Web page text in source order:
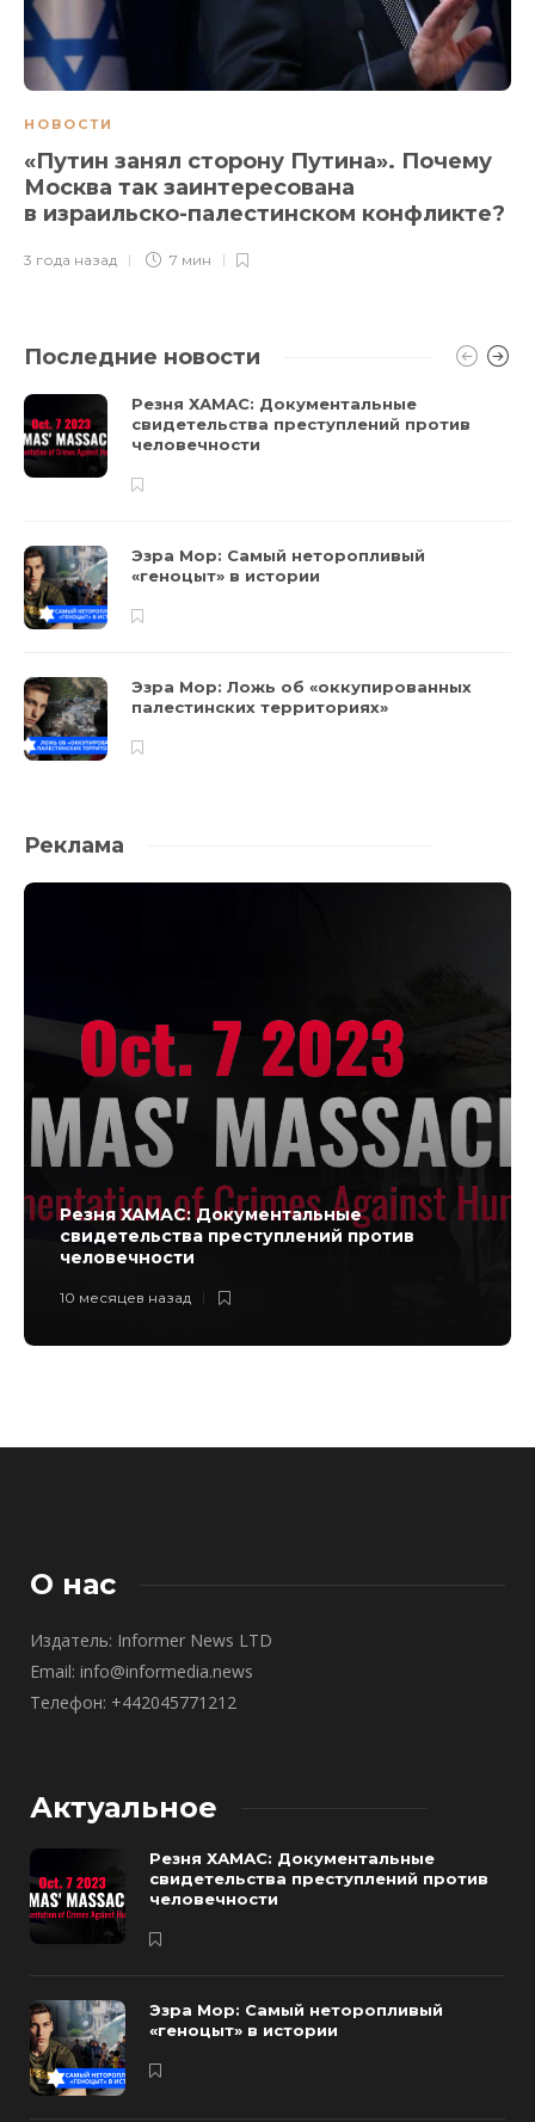
НОВОСТИ
«Путин занял сторону Путина». Почему
Москва так заинтересована
в израильско-палестинском конфликте?
3 года назад 7 мин
Последние новости
Резня ХАМАС: Документальные
свидетельства преступлений против
человечности
Эзра Мор: Самый неторопливый
«геноцыт» в истории
Эзра Мор: Ложь об «оккупированных
палестинских территориях»
Реклама
Резня ХАМАС: Документальные
свидетельства преступлений против
человечности
10 месяцев назад
О нас
Издатель: Informer News LTD
Email: info@informedia.news
Телефон: +442045771212
Актуальное
Резня ХАМАС: Документальные
свидетельства преступлений против
человечности
Эзра Мор: Самый неторопливый
«геноцыт» в истории